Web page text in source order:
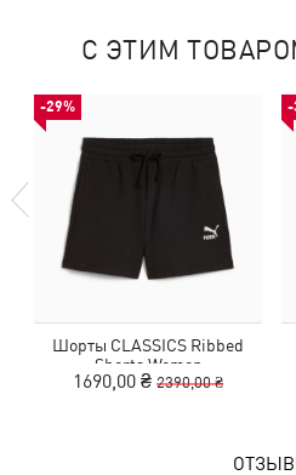
С ЭТИМ
-29%
Шорты CLASSICS Ribbed
Shorts Women
1690,00 ₴ 2390,00 ₴
-